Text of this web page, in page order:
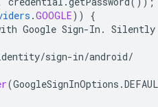
.GOOGLE))
{
Google Sign-In. Silently
/sign-in/android/
(GoogleSignInOptions .